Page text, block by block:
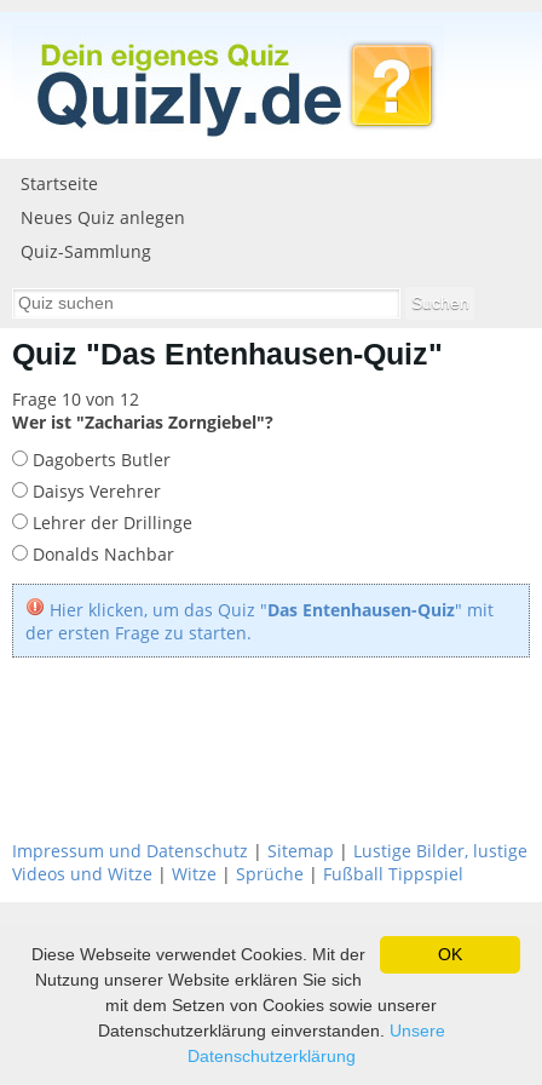
Startseite
Neues Quiz anlegen
Quiz-Sammlung
Quiz "Das Entenhausen-Quiz"
Frage 10 von 12
Wer ist "Zacharias Zorngiebel"?
Dagoberts Butler
Daisys Verehrer
Lehrer der Drillinge
Donalds Nachbar
Hier klicken, um das Quiz "Das Entenhausen-Quiz" mit
der ersten Frage zu starten.
Impressum und Datenschutz | Sitemap | Lustige Bilder, lustige
Videos und Witze | Witze | Sprüche | Fußball Tippspiel
OK
Diese Webseite verwendet Cookies. Mit der
Nutzung unserer Website erklären Sie sich
mit dem Setzen von Cookies sowie unserer
Datenschutzerklärung einverstanden. Unsere
Datenschutzerklärung